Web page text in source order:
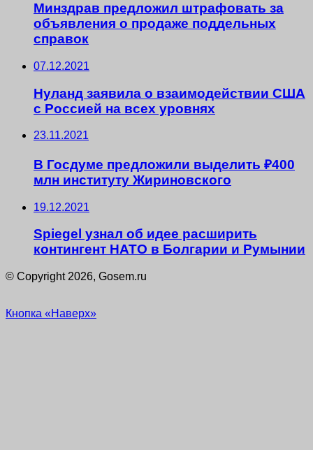
Минздрав предложил штрафовать за
объявления о продаже поддельных
справок
07.12.2021
Нуланд заявила о взаимодействии США
с Россией на всех уровнях
23.11.2021
В Госдуме предложили выделить ₽400
млн институту Жириновского
19.12.2021
Spiegel узнал об идее расширить
контингент НАТО в Болгарии и Румынии
© Copyright 2026, Gosem.ru
Кнопка «Наверх»